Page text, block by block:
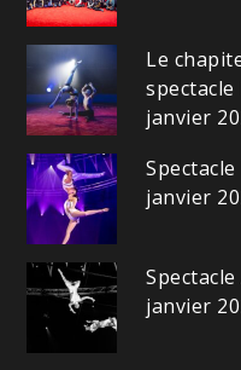
Le
janvier
janvier
janvier